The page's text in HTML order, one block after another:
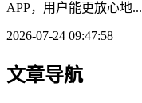
APP，用户能更放心地...
2026-07-24 09:47:58
文章导航